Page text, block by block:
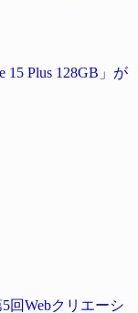
15 Plus 128GB」が
回Webクリエーシ